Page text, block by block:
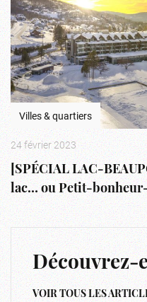
Villes & quartiers
24 février 2023
[SPÉCIAL LAC-
lac… ou Petit-
Découvrez-
VOIR TOUS LES